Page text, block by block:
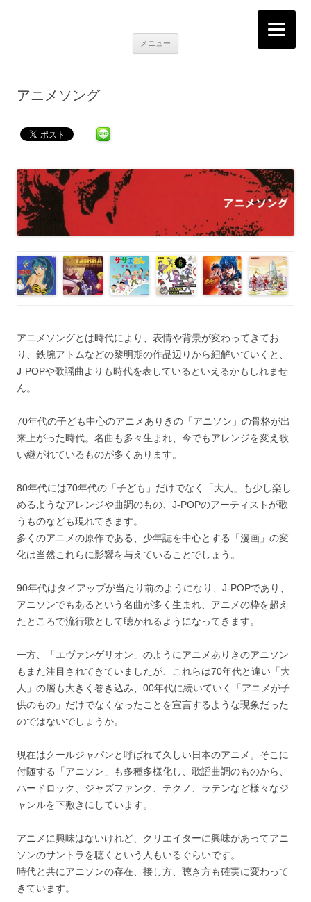
メニュー
アニメソング
アニメソングとは時代により、表情や背景が変わってきてお
り、鉄腕アトムなどの黎明期の作品辺りから紐解いていくと、
J-POPや歌謡曲よりも時代を表しているといえるかもしれませ
ん。
70年代の子ども中心のアニメありきの「アニソン」の骨格が出
来上がった時代。名曲も多々生まれ、今でもアレンジを変え歌
い継がれているものが多くあります。
80年代には70年代の「子ども」だけでなく「大人」も少し楽し
めるようなアレンジや曲調のもの、J-POPのアーティストが歌
うものなども現れてきます。
多くのアニメの原作である、少年誌を中心とする「漫画」の変
化は当然これらに影響を与えていることでしょう。
90年代はタイアップが当たり前のようになり、J-POPであり、
アニソンでもあるという名曲が多く生まれ、アニメの枠を超え
たところで流行歌として聴かれるようになってきます。
一方、「エヴァンゲリオン」のようにアニメありきのアニソン
もまた注目されてきていましたが、これらは70年代と違い「大
人」の層も大きく巻き込み、00年代に続いていく「アニメが子
供のもの」だけでなくなったことを宣言するような現象だった
のではないでしょうか。
現在はクールジャパンと呼ばれて久しい日本のアニメ。そこに
付随する「アニソン」も多種多様化し、歌謡曲調のものから、
ハードロック、ジャズファンク、テクノ、ラテンなど様々なジ
ャンルを下敷きにしています。
アニメに興味はないけれど、クリエイターに興味があってアニ
ソンのサントラを聴くという人もいるぐらいです。
時代と共にアニソンの存在、接し方、聴き方も確実に変わって
きています。